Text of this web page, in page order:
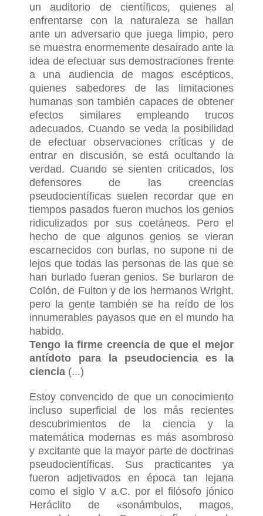
un auditorio de científicos, quienes al
enfrentarse con la naturaleza se hallan
ante un adversario que juega limpio, pero
se muestra enormemente desairado ante la
idea de efectuar sus demostraciones frente
a una audiencia de magos escépticos,
quienes sabedores de las limitaciones
humanas son también capaces de obtener
efectos similares empleando trucos
adecuados. Cuando se veda la posibilidad
de efectuar observaciones críticas y de
entrar en discusión, se está ocultando la
verdad. Cuando se sienten criticados, los
defensores de las creencias
pseudocientíficas suelen recordar que en
tiempos pasados fueron muchos los genios
ridiculizados por sus coetáneos. Pero el
hecho de que algunos genios se vieran
escarnecidos con burlas, no supone ni de
lejos que todas las personas de las que se
han burlado fueran genios. Se burlaron de
Colón, de Fulton y de los hermanos Wright,
pero la gente también se ha reído de los
innumerables payasos que en el mundo ha
habido.
Tengo la firme creencia de que el mejor
antídoto para la pseudociencia es la
ciencia (...)
Estoy convencido de que un conocimiento
incluso superficial de los más recientes
descubrimientos de la ciencia y la
matemática modernas es más asombroso
y excitante que la mayor parte de doctrinas
pseudocientíficas. Sus practicantes ya
fueron adjetivados en época tan lejana
como el siglo V a.C. por el filósofo jónico
Heráclito de «sonámbulos, magos,